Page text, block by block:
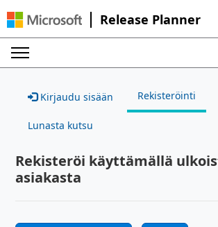
Release Planner
Kirjaudu sisään Rekisteröinti
Lunasta kutsu
Rekisteröi käyttämällä
asiakasta